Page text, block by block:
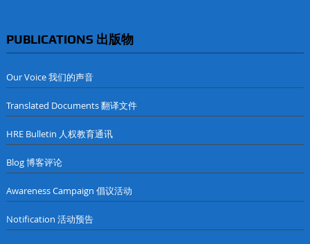
PUBLICATIONS 出版物
Our Voice 我们的声音
Translated Documents 翻译文件
HRE Bulletin 人权教育通讯
Blog 博客评论
Awareness Campaign 倡议活动
Notification 活动预告